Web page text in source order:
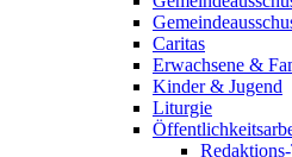
Caritas
Erwachsene &
Kinder & Jugend
Liturgie